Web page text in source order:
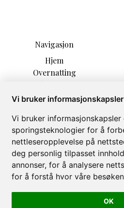
Vi bruker informasjonskapsler
Vi bruker informasjonskapsler
sporingsteknologier for å
nettleseropplevelse på
deg personlig tilpasset
annonser, for å analysere
for å forstå hvor våre
OK
Navigasjon
Hjem
Overnatting
Aktiviteter
Informasjon
Arrangement
Om
Galleri
Åndalsnes Camping